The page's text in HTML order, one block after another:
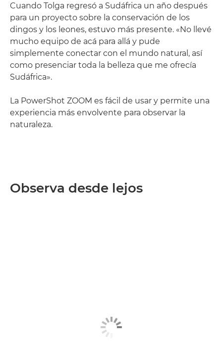
Cuando Tolga regresó a Sudáfrica un año después
para un proyecto sobre la conservación de los
dingos y los leones, estuvo más presente. «No llevé
mucho equipo de acá para allá y pude
simplemente conectar con el mundo natural, así
como presenciar toda la belleza que me ofrecía
Sudáfrica».
La PowerShot ZOOM es fácil de usar y permite una
experiencia más envolvente para observar la
naturaleza.
Observa desde lejos